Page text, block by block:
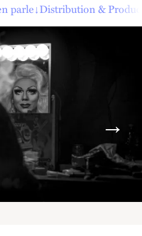
parle↓Distribution &